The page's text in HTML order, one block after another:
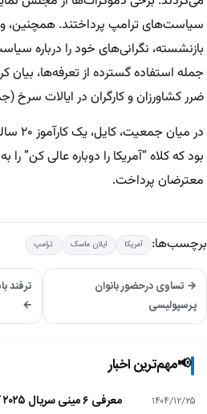
سیاست‌های ترامپ پرداختند. همچنین،
بازنشسته، نگرانی‌های خود را درباره
جمله استفاده گسترده از تعرفه‌ها، بیان
ضرر کشاورزان و کارگران در ایالات سرخ
در
بود که کلاه “آمریکا را دوباره عالی کن”
معترضان پرداخت.
برچسب‌ها: آمریکا ایلان ماسک ترامپ
→ تساوی درحضور بانوان
پرسپولیسی
ترفند
←
📢مهم‌ترین اخبار
۱۴۰۴/۱۲/۲۵ معرفی ۶ مینی سریال ۲۰۲۵ که نباید از دست بدهید!